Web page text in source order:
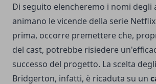
Di seguito elencheremo i nomi degli
animano le vicende della serie
prima, occorre premettere che,
del cast, potrebbe risiedere
successo del progetto. La scelta
Bridgerton, infatti, è ricaduta su un